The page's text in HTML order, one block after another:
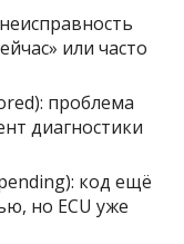
или часто
проблема
диагностики
код ещё
но ECU уже